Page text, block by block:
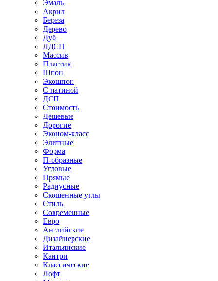
Эмаль
Акрил
Береза
Дерево
Дуб
ЛДСП
Массив
Пластик
Шпон
Экошпон
С патиной
ДСП
Стоимость
Дешевые
Дорогие
Эконом-класс
Элитные
Форма
П-образные
Угловые
Прямые
Радиусные
Скошенные углы
Стиль
Современные
Евро
Английские
Дизайнерские
Итальянские
Кантри
Классические
Лофт